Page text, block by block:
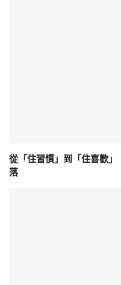
從「住習慣」到「住喜歡
落